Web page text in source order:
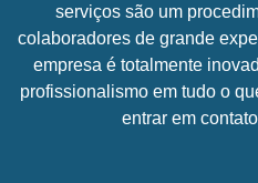
serviços são um
colaboradores de grande
empresa é totalmente
profissionalismo em tudo o
entrar em